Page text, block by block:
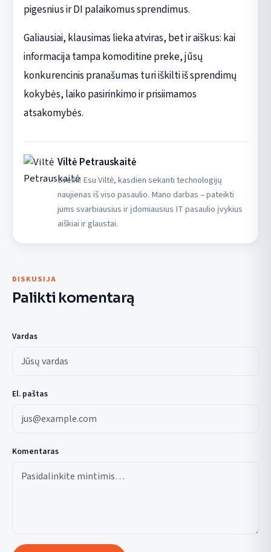
pigesnius ir DI palaikomus sprendimus.
Galiausiai, klausimas lieka atviras, bet ir aiškus: kai
informacija tampa komoditine preke, jūsų
konkurencinis pranašumas turi iškilti iš sprendimų
kokybės, laiko pasirinkimo ir prisiimamos
atsakomybės.
Viltė Petrauskaitė
Sveiki! Esu Viltė, kasdien sekanti technologijų
naujienas iš viso pasaulio. Mano darbas – pateikti
jums svarbiausius ir įdomiausius IT pasaulio įvykius
aiškiai ir glaustai.
DISKUSIJA
Palikti komentarą
Vardas
El. paštas
Komentaras